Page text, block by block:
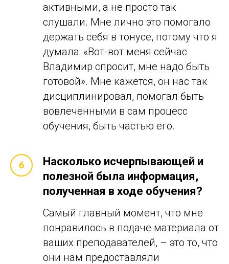
активными, а не просто так
слушали. Мне лично это помогало
держать себя в тонусе, потому что я
думала: «Вот-вот меня сейчас
Владимир спросит, мне надо быть
готовой». Мне кажется, он нас так
дисциплинировал, помогал быть
вовлечёнными в сам процесс
обучения, быть частью его.
Насколько исчерпывающей и
полезной была информация,
полученная в ходе обучения?
Самый главный момент, что мне
понравилось в подаче материала от
ваших преподавателей, – это то, что
они нам предоставляли